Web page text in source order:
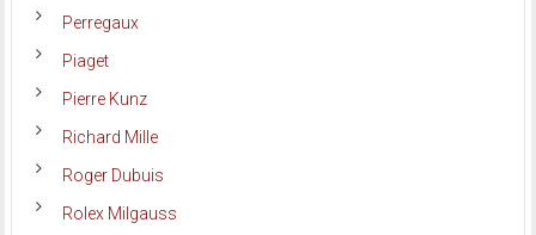
Perregaux
Piaget
Pierre Kunz
Richard Mille
Roger Dubuis
Rolex Milgauss